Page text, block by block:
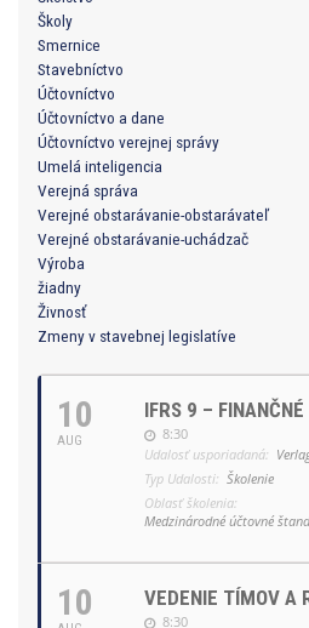
Školy
Smernice
Stavebníctvo
Účtovníctvo
Účtovníctvo a dane
Účtovníctvo verejnej správy
Umelá inteligencia
Verejná správa
Verejné obstarávanie-obstarávateľ
Verejné obstarávanie-uchádzač
Výroba
žiadny
Živnosť
Zmeny v stavebnej legislatíve
10
AUG
IFRS 9 –
8:30
Udalosť usporiadaná:
Typ Udalosti: Školenie
Oblasť školenia:
Medzinárodné účtovné
10 VEDENIE TÍMOV A
8:30